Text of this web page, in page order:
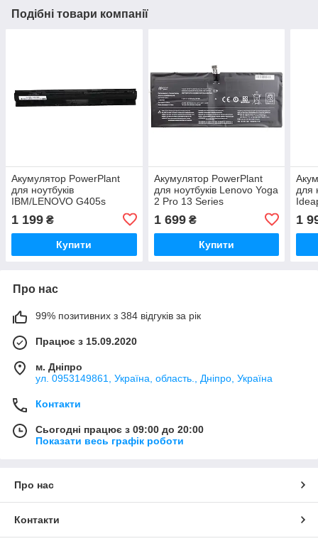
Подібні товари компанії
Акумулятор PowerPlant
для ноутбуків
IBM/LENOVO G405s
2600mAh Black
1 199 ₴
Купити
Акумулятор PowerPlant
для ноутбуків Lenovo Yoga
2 Pro 13 Series
6400mAh
1 699₴
Купити
для
1
Про нас
99% позитивних з 384 відгуків за рік
Працює з 15.09.2020
м. Дніпро
ул. 0953149861, Україна, область., Дніпро, Україна
Контакти
Сьогодні працює з 09:00 до 20:00
Показати весь графік роботи
Про нас
Контакти